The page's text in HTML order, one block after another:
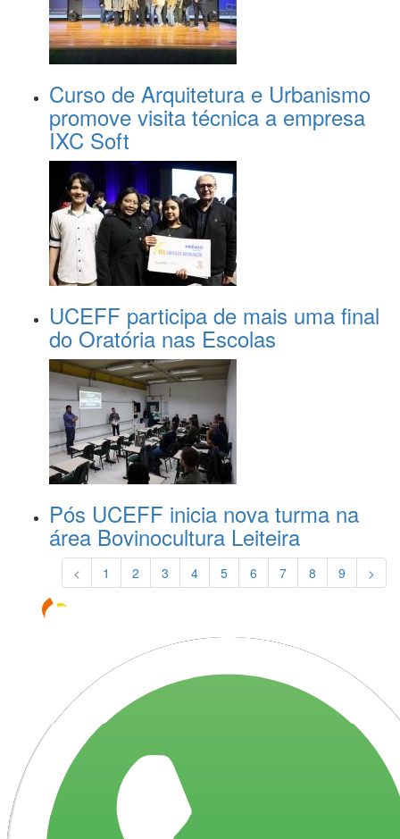
Curso de Arquitetura e Urbanismo
promove visita técnica a empresa
IXC Soft
UCEFF participa de mais uma final
do Oratória nas Escolas
Pós UCEFF inicia nova turma na
área Bovinocultura Leiteira
< 1 2 3 4 5 6 7 8 9 >